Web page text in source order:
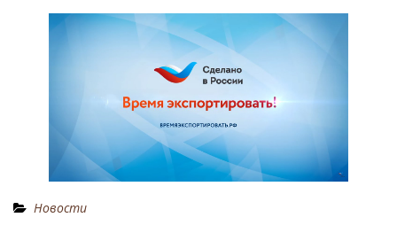
Новости